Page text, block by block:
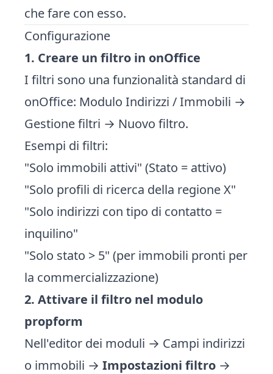
che fare con esso.
Configurazione
1. Creare un filtro in onOffice
I filtri sono una funzionalità standard di
onOffice: Modulo Indirizzi / Immobili →
Gestione filtri → Nuovo filtro.
Esempi di filtri:
"Solo immobili attivi" (Stato = attivo)
"Solo profili di ricerca della regione X"
"Solo indirizzi con tipo di contatto =
inquilino"
"Solo stato > 5" (per immobili pronti per
la commercializzazione)
2. Attivare il filtro nel modulo
propform
Nell'editor dei moduli → Campi indirizzi
o immobili → Impostazioni filtro →